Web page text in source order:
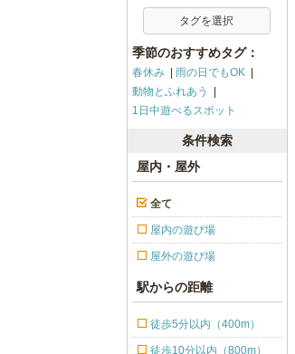
タグを選択
季節のおすすめタグ：
春休み
雨の日でもOK
動物とふれあう
1日中遊べるスポット
条件検索
屋内・屋外
全て
屋内の遊び場
屋外の遊び場
駅からの距離
徒歩5分以内（400m）
徒歩10分以内（800m）